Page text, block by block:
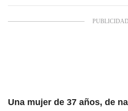
Una mujer de 37 años, de